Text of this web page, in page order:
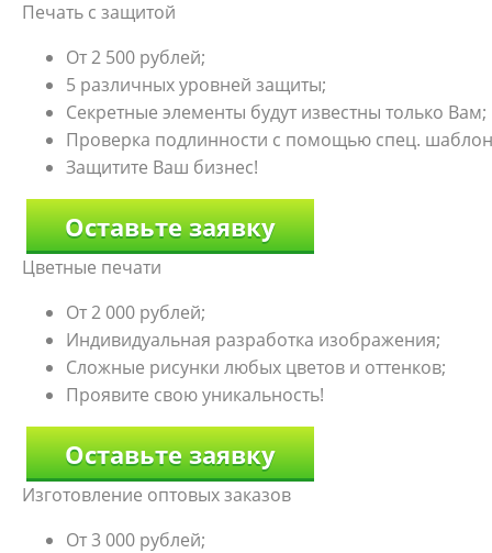
Печать с защитой
От 2 500 рублей;
5 различных уровней защиты;
Секретные элементы будут известны только Вам;
Проверка подлинности с помощью спец.
Защитите Ваш бизнес!
Оставьте заявку
Цветные печати
От 2 000 рублей;
Индивидуальная разработка изображения;
Сложные рисунки любых цветов и оттенков;
Проявите свою уникальность!
Оставьте заявку
Изготовление оптовых заказов
От 3 000 рублей;